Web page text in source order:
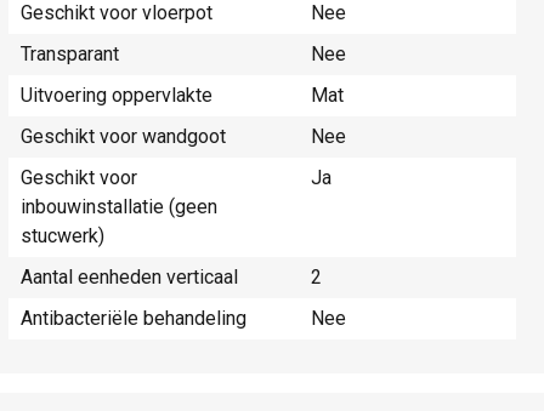
Geschikt voor vloerpot
Nee
Transparant
Nee
Uitvoering oppervlakte
Mat
Geschikt voor wandgoot
Nee
Geschikt voor
inbouwinstallatie (geen
stucwerk)
Ja
Aantal eenheden verticaal
2
Antibacteriële behandeling
Nee